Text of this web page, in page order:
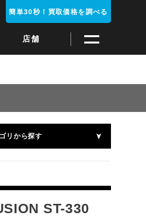
店舗
簡単30秒！買取価格を調べる
リから探す
ST-330